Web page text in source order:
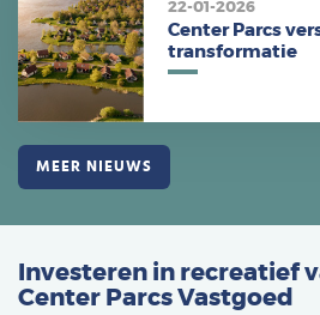
22-01-2026
Center Parcs
transformatie
MEER NIEUWS
Investeren in recreatief
Center Parcs Vastgoed